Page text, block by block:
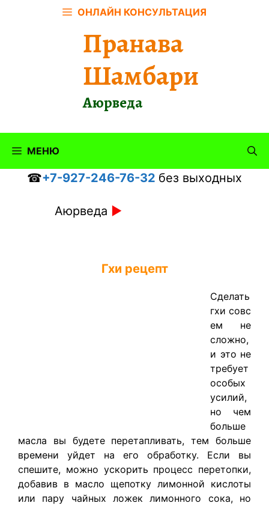
ОНЛАЙН КОНСУЛЬТАЦИЯ
Пранава
Шамбари
Аюрведа
МЕНЮ
☎+7-927-246-76-32 без выходных
Аюрведа ►
Гхи рецепт
Сделать
гхи совс
ем не
сложно,
и это не
требует
особых
усилий,
но чем
больше
масла вы будете перетапливать, тем больше
времени уйдет на его обработку. Если вы
спешите, можно ускорить процесс перетопки,
добавив в масло щепотку лимонной кислоты
или пару чайных ложек лимонного сока, но